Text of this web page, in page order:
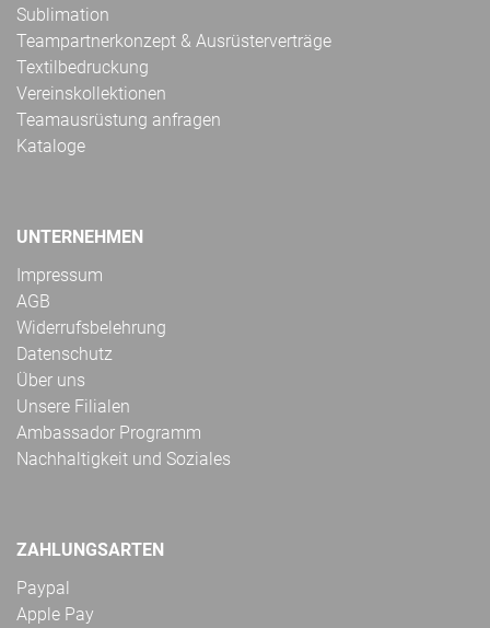
Sublimation
Teampartnerkonzept & Ausrüsterverträge
Textilbedruckung
Vereinskollektionen
Teamausrüstung anfragen
Kataloge
UNTERNEHMEN
Impressum
AGB
Widerrufsbelehrung
Datenschutz
Über uns
Unsere Filialen
Ambassador Programm
Nachhaltigkeit und Soziales
ZAHLUNGSARTEN
Paypal
Apple Pay